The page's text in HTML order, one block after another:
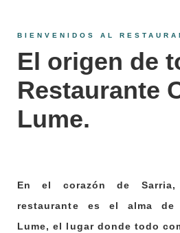
BIENVENIDOS AL
El origen de
Restaurante
Lume.
En el corazón de Sarria,
restaurante es el alma de
Lume, el lugar donde todo